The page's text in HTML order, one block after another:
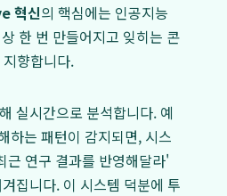
혁신의 핵심에는 인공지능
한 번 만들어지고 잊히는 콘
향합니다.
실시간으로 분석합니다. 예
하는 패턴이 감지되면, 시스
근 연구 결과를 반영해달라'
집니다. 이 시스템 덕분에 투